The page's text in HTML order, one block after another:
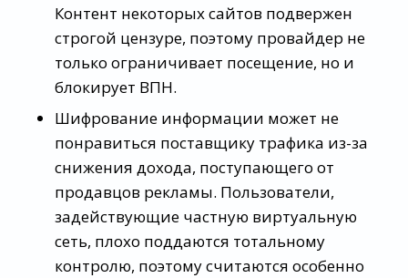
Контент некоторых сайтов подвержен
строгой цензуре, поэтому провайдер не
только ограничивает посещение, но и
блокирует ВПН.
Шифрование информации может не
понравиться поставщику трафика из-за
снижения дохода, поступающего от
продавцов рекламы. Пользователи,
задействующие частную виртуальную
сеть, плохо поддаются тотальному
контролю, поэтому считаются особенно